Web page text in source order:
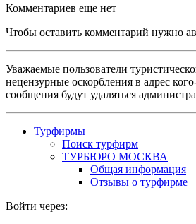
Комментариев еще нет
Чтобы оставить комментарий нужно
Уважаемые пользователи
нецензурные оскорбления в адрес
сообщения будут удаляться
Турфирмы
Поиск турфирм
ТУРБЮРО МОСКВА
Общая информация
Отзывы о турфирме
Войти через: